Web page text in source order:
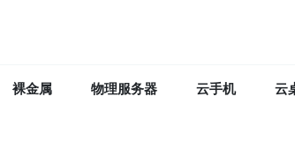
裸金属 物理服务器 云手机 云